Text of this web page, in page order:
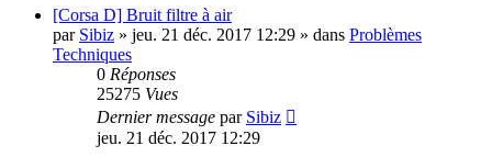
[Corsa D] Bruit filtre à air
par Sibiz » jeu. 21 déc. 2017 12:29 » dans Problèmes
Techniques
0 Réponses
25275 Vues
Dernier message par Sibiz
jeu. 21 déc. 2017 12:29